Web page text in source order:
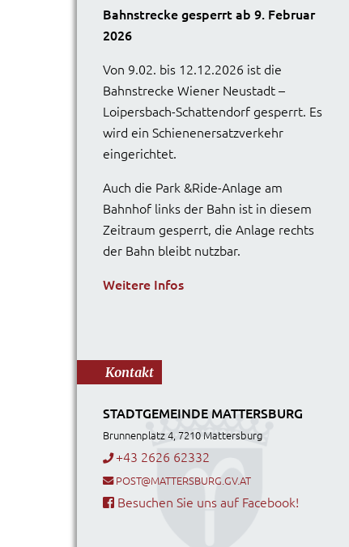
Bahnstrecke gesperrt ab 9. Februar
2026
Von 9.02. bis 12.12.2026 ist die
Bahnstrecke Wiener Neustadt –
Loipersbach-Schattendorf gesperrt. Es
wird ein Schienenersatzverkehr
eingerichtet.
Auch die Park &Ride-Anlage am
Bahnhof links der Bahn ist in diesem
Zeitraum gesperrt, die Anlage rechts
der Bahn bleibt nutzbar.
Weitere Infos
Kontakt
STADTGEMEINDE MATTERSBURG
Brunnenplatz 4, 7210 Mattersburg
+43 2626 62332
POST@MATTERSBURG.GV.AT
Besuchen Sie uns auf Facebook!